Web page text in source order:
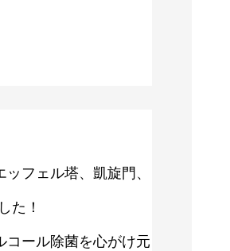
フェル塔、凱旋門、
た！
ール除菌を心がけ元